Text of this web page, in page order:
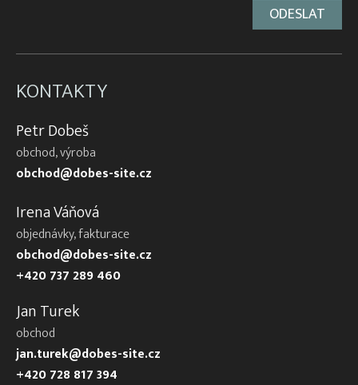
KONTAKTY
Petr Dobeš
obchod, výroba
obchod@dobes-site.cz
Irena Váňová
objednávky, fakturace
obchod@dobes-site.cz
+420 737 289 460
Jan Turek
obchod
jan.turek@dobes-site.cz
+420 728 817 394